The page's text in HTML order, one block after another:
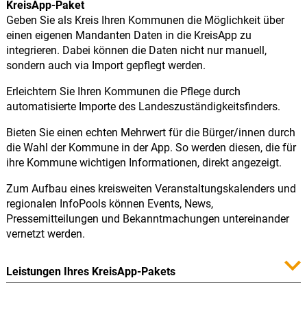
KreisApp-Paket
Geben Sie als Kreis Ihren Kommunen die Möglichkeit über
einen eigenen Mandanten Daten in die KreisApp zu
integrieren. Dabei können die Daten nicht nur manuell,
sondern auch via Import gepflegt werden.
Erleichtern Sie Ihren Kommunen die Pflege durch
automatisierte Importe des Landeszuständigkeitsfinders.
Bieten Sie einen echten Mehrwert für die Bürger/innen durch
die Wahl der Kommune in der App. So werden diesen, die für
ihre Kommune wichtigen Informationen, direkt angezeigt.
Zum Aufbau eines kreisweiten Veranstaltungskalenders und
regionalen InfoPools können Events, News,
Pressemitteilungen und Bekanntmachungen untereinander
vernetzt werden.
Leistungen Ihres KreisApp-Pakets